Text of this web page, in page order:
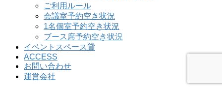
ご利用ルール
会議室予約空き状況
1名個室予約空き状況
ブース席予約空き状況
イベントスペース貸
ACCESS
お問い合わせ
運営会社